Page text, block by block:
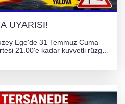
UYARISI!
Ege'de 31 Temmuz Cuma
21.00'e kadar kuvvetli rüzgar